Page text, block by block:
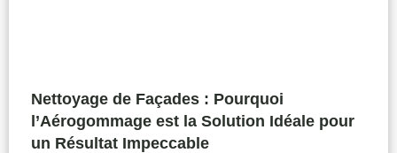
Nettoyage de Façades : Pourquoi
l’Aérogommage est la Solution Idéale pour
un Résultat Impeccable